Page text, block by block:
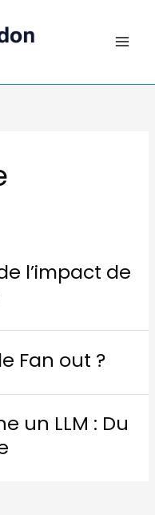
l’impact de
Fan out ?
un LLM : Du